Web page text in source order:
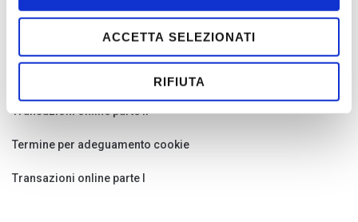
ACCETTA SELEZIONATI
RIFIUTA
E commerce e tutela dei consumatori
Phishing – Il consumatore ha ragione
Transazioni online parte II
Termine per adeguamento cookie
Transazioni online parte I